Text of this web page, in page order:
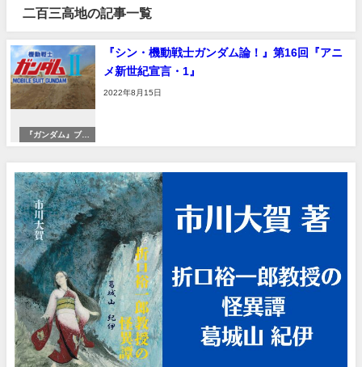
二百三高地の記事一覧
『ガンダム』ブー
ムへ
『シン・機動戦士ガンダム論！』第16回『アニ
メ新世紀宣言・1』
2022年8月15日